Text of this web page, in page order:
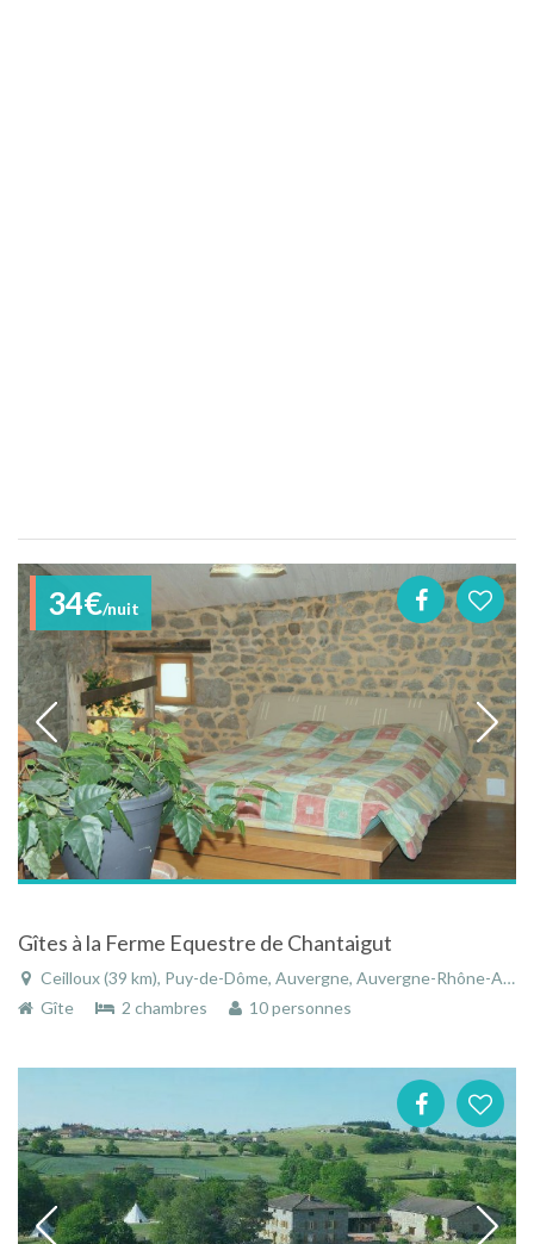
34€/nuit
Gîtes à la Ferme Equestre de Chantaigut
Ceilloux (39 km), Puy-de-Dôme, Auvergne, Auvergne-Rhône-Alpes, France
Gîte
2 chambres 10 personnes